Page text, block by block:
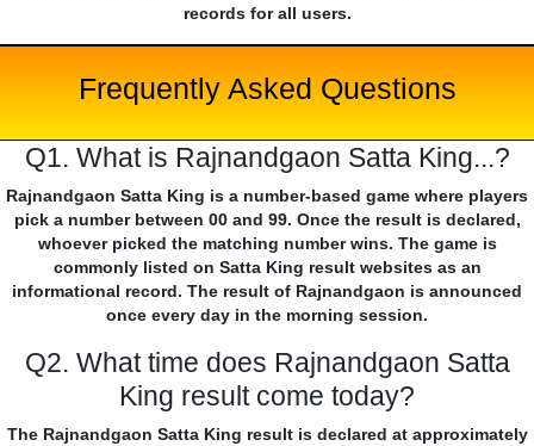
records for all users.
Frequently Asked Questions
Q1. What is Rajnandgaon Satta King...?
Rajnandgaon Satta King is a number-based game where players
pick a number between 00 and 99. Once the result is declared,
whoever picked the matching number wins. The game is
commonly listed on Satta King result websites as an
informational record. The result of Rajnandgaon is announced
once every day in the morning session.
Q2. What time does Rajnandgaon Satta
King result come today?
The Rajnandgaon Satta King result is declared at approximately